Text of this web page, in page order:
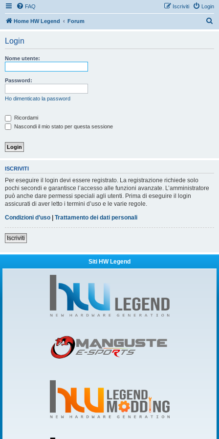
FAQ Login
Iscriviti
Home HW Legend Forum
Login
Nome utente:
Password:
Ho dimenticato la password
Ricordami
Nascondi il mio stato per questa sessione
ISCRIVITI
Per eseguire il login devi essere registrato. La registrazione richiede solo
pochi secondi e garantisce l’accesso alle funzioni avanzate. L’amministratore
può anche dare permessi speciali agli utenti. Prima di eseguire il login
assicurati di aver letto i termini d’uso e le varie regole.
Condizioni d’uso | Trattamento dei dati personali
Iscriviti
Siti HW Legend